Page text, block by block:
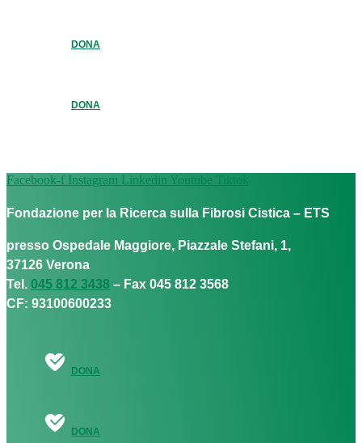
DONA
DONA
Facebook-f Instagram Linkedin Youtube Tiktok
Fondazione per la Ricerca sulla Fibrosi Cistica – ETS
presso Ospedale Maggiore, Piazzale Stefani, 1,
37126 Verona
Tel. 045 812 3438 – Fax 045 812 3568
CF: 93100600233
DONA
DONA